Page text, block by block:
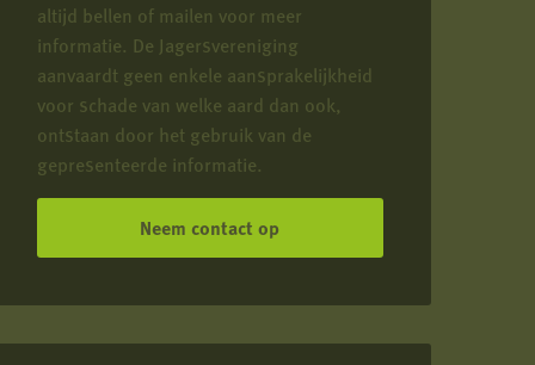
altijd bellen of mailen voor meer
informatie. De Jagersvereniging
aanvaardt geen enkele aansprakelijkheid
voor schade van welke aard dan ook,
ontstaan door het gebruik van de
gepresenteerde informatie.
Neem contact op